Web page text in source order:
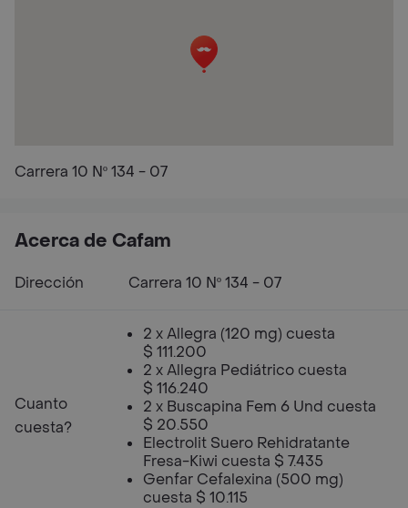
Carrera 10 Nº 134 - 07
Acerca de Cafam
Dirección Carrera 10 Nº 134 - 07
Cuanto
cuesta?
2 x Allegra (120 mg) cuesta
$ 111.200
2 x Allegra Pediátrico cuesta
$ 116.240
2 x Buscapina Fem 6 Und cuesta
$ 20.550
Electrolit Suero Rehidratante
Fresa-Kiwi cuesta $ 7.435
Genfar Cefalexina (500 mg)
cuesta $ 10.115